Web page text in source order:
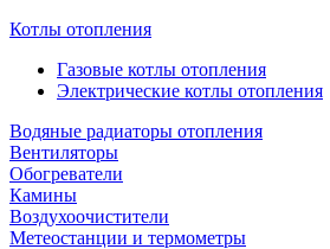
Котлы отопления
Газовые котлы отопления
Электрические котлы отопления
Водяные радиаторы отопления
Вентиляторы
Обогреватели
Камины
Воздухоочистители
Метеостанции и термометры